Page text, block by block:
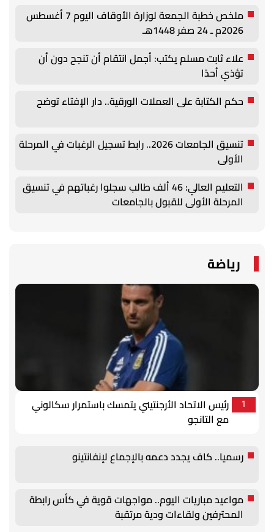
ملخص خطبة الجمعة لوزارة الأوقاف اليوم 7 أغسطس
2026م ـ 24 صفر 1448هـ
علاء ثابت مسلم يكتب: أجمل انتقام أن تنجح دون أن
تؤذي أحدًا
حكم الكتابة على العملات الورقية.. دار الإفتاء توضح
تنسيق الجامعات 2026.. رابط تسجيل الرغبات في المرحلة
الأولى
التعليم العالي: 46 ألف طالب سجلوا رغباتهم في تنسيق
المرحلة الأولى للقبول بالجامعات
رياضة
1
رئيس الاتحاد الأرجنتيني يتمسك باستمرار سكالوني
مع التانجو
رسميا.. كاف يجدد دعمه بالإجماع لإنفانتينو
مواعيد مباريات اليوم.. مواجهات قوية في كأس رابطة
المحترفين ولقاءات ودية مرتقبة